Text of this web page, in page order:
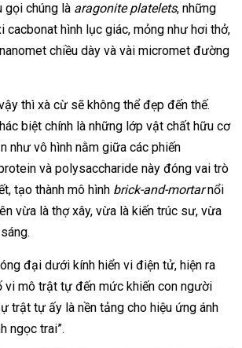
gọi chúng là aragonite platelets, những
cacbonat hình lục giác, mỏng như hơi thở,
chiều dày và vài micromet đường
thì xà cừ sẽ không thể đẹp đến thế.
biệt chính là những lớp vật chất hữu cơ
như vô hình nằm giữa các phiến
và polysaccharide này đóng vai trò
tạo thành mô hình brick-and-mortarnổi
vừa là thợ xây, vừa là kiến trúc sư, vừa
đại dưới kính hiển vi điện tử, hiện ra
vi mô trật tự đến mức khiến con người
trật tự ấy là nền tảng cho hiệu ứng ánh
ngọc trai”.